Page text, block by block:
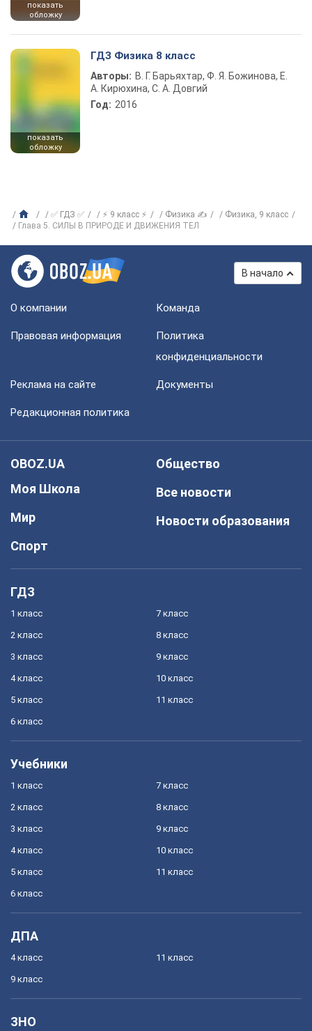
показать
обложку
показать
обложку
ГДЗ Физика 8 класс
Авторы: В. Г. Барьяхтар, Ф. Я. Божинова, Е.
А. Кирюхина, С. А. Довгий
Год: 2016
✅ ГДЗ ✅ ⚡ 9 класс ⚡ Физика ✍
Физика, 9 класс
Глава 5. СИЛЫ В ПРИРОДЕ И ДВИЖЕНИЯ ТЕЛ
В начало
О компании Команда
Правовая информация
Политика
конфиденциальности
Реклама на сайте Документы
Редакционная политика
OBOZ.UA
Моя Школа
Мир
Спорт
Общество
Все новости
Новости образования
ГДЗ
1 класс
2 класс
3 класс
4 класс
5 класс
6 класс
7 класс
8 класс
9 класс
10 класс
11 класс
Учебники
1 класс
2 класс
3 класс
4 класс
5 класс
6 класс
7 класс
8 класс
9 класс
10 класс
11 класс
ДПА
4 класс
9 класс
11 класс
ЗНО